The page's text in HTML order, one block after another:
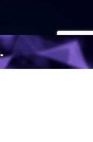
.26 - .25 MAJ